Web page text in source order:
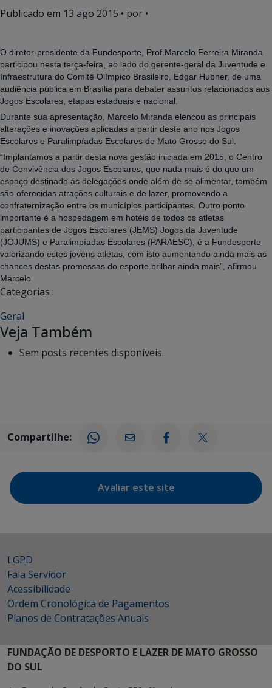
Publicado em 13 ago 2015 • por •
O diretor-presidente da Fundesporte, Prof.Marcelo Ferreira Miranda
participou nesta terça-feira, ao lado do gerente-geral da Juventude e
Infraestrutura do Comitê Olímpico Brasileiro, Edgar Hubner, de uma
audiência pública em Brasília para debater assuntos relacionados aos
Jogos Escolares, etapas estaduais e nacional.
Durante sua apresentação, Marcelo Miranda elencou as principais
alterações e inovações aplicadas a partir deste ano nos Jogos
Escolares e Paralimpíadas Escolares de Mato Grosso do Sul.
“Implantamos a partir desta nova gestão iniciada em 2015, o Centro
de Convivência dos Jogos Escolares, que nada mais é do que um
espaço destinado ás delegações onde além de se alimentar, também
são oferecidas atrações culturais e de lazer, promovendo a
confraternização entre os municípios participantes. Outro ponto
importante é a hospedagem em hotéis de todos os atletas
participantes de Jogos Escolares (JEMS) Jogos da Juventude
(JOJUMS) e Paralimpíadas Escolares (PARAESC), é a Fundesporte
valorizando estes jovens atletas, com isto aumentando ainda mais as
chances destas promessas do esporte brilhar ainda mais”, afirmou
Marcelo
Categorias :
Geral
Veja Também
Sem posts recentes disponíveis.
Compartilhe:
Avaliar este site
LGPD
Fala Servidor
Acessibilidade
Ordem Cronológica de Pagamentos
Planos de Contratações Anuais
FUNDAÇÃO DE DESPORTO E LAZER DE MATO GROSSO
DO SUL